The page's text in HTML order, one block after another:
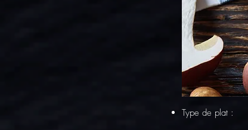
Type de plat :